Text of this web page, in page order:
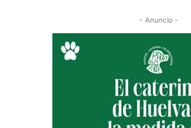
- Anuncio -